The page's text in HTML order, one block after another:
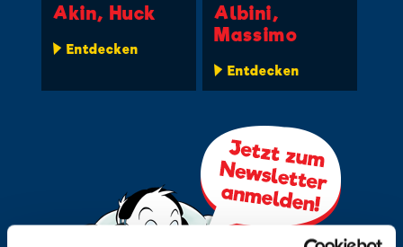
Akin, Huck
Entdecken
Albini,
Massimo
Entdecken